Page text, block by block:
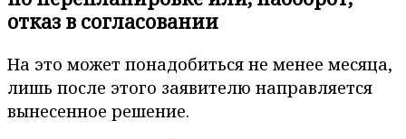
отказ в согласовании
На это может понадобиться не менее месяца,
лишь после этого заявителю направляется
вынесенное решение.